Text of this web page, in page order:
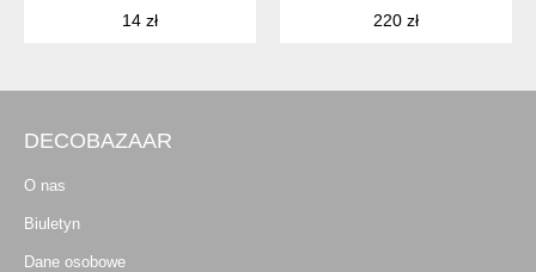
14 zł
220 zł
DECOBAZAAR
O nas
Biuletyn
Dane osobowe